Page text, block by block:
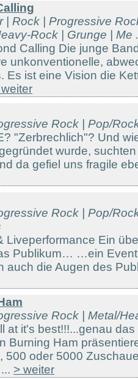
| Rock | Progressive
Rock | Grunge | Me
Calling Die junge
unkonventionelle,
Es ist eine Vision die
Rock | Pop/
"Zerbrechlich"? Und
wurde,
da gefiel uns fragile
Rock | Pop/
Liveperformance Ein
Publikum… …ein
auch die Augen des
Rock | Metal/
at it's best!!!...genau
Burning Ham
500 oder 5000
> weiter